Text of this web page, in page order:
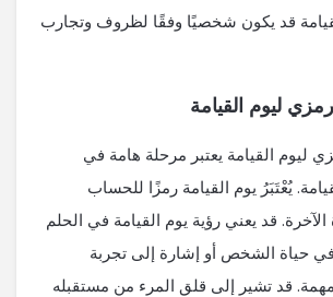
قد يكون شخصيًا وفقًا لظروف وتجارب
ليوم القيامة
ليوم القيامة يعتبر مرحلة هامة في
يُعْتَبَرُ يوم القيامة رمزًا للحساب
الآخرة. قد يعني رؤية يوم القيامة في الحلم
في حياة الشخص أو إشارة إلى تجربة
قد تشير إلى قلق المرء من مستقبله